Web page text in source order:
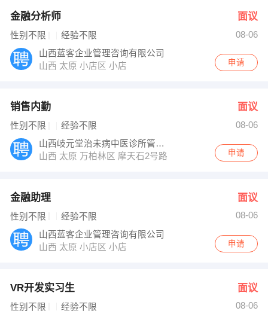
金融分析师 面议
性别不限 经验不限
08-06
山西蓝客企业管理咨询有限公司
山西 太原 小店区 小店
申请
销售内勤 面议
性别不限 经验不限
08-06
山西岐元堂治未病中医诊所管理有限公司
山西 太原 万柏林区 摩天石2号路1302室
申请
金融助理 面议
性别不限 经验不限
08-06
山西蓝客企业管理咨询有限公司
山西 太原 小店区 小店
申请
VR开发实习生 面议
性别不限 经验不限
08-06